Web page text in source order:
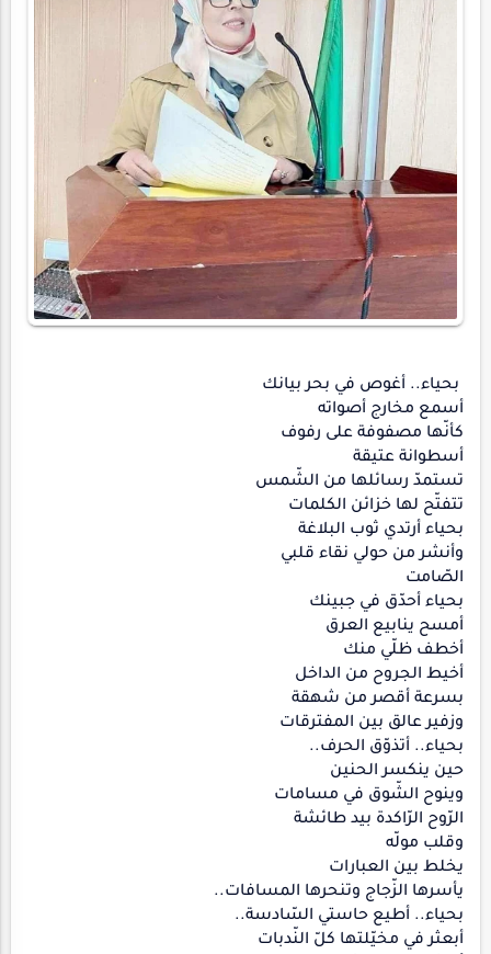
بحياء.. أغوص في بحر بيانك
أسمع مخارج أصواته
كأنّها مصفوفة على رفوف
أسطوانة عتيقة
تستمدّ رسائلها من الشّمس
تتفتّح لها خزائن الكلمات
بحياء أرتدي ثوب البلاغة
وأنشر من حولي نقاء قلبي
الصّامت
بحياء أحدّق في جبينك
أمسح ينابيع العرق
أخطف ظلّي منك
أخيط الجروح من الداخل
بسرعة أقصر من شهقة
وزفير عالق بين المفترقات
بحياء.. أتذوّق الحرف..
حين ينكسر الحنين
وينوح الشّوق في مسامات
الرّوح الرّاكدة بيد طائشة
وقلب مولّه
يخلط بين العبارات
يأسرها الزّجاج وتنحرها المسافات..
بحياء.. أطيع حاستي السّادسة..
أبعثر في مخيّلتها كلّ النّدبات